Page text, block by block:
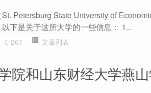
Petersburg State University of
下是关于这所大学的一些信息： 1...
267 文章列表
院和山东财经大学燕